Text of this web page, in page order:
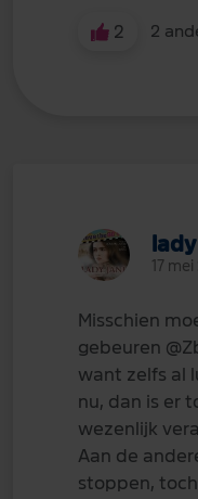
2 2
17
Misschien
gebeuren
want zelfs al
nu, dan is er
wezenlijk
Aan de
stoppen,